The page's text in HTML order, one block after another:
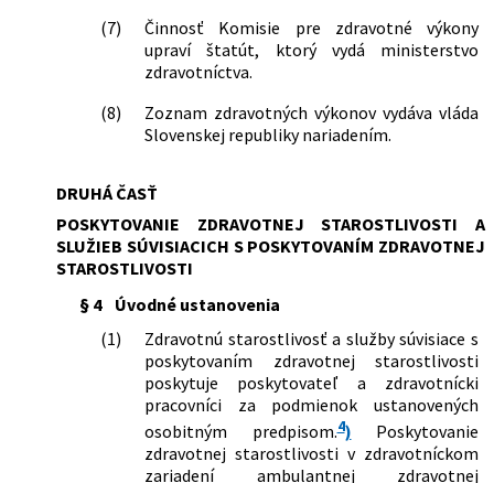
č. 153/2013 Z. z. o národnom
zdravotníckom informačnom systéme
a o zmene a doplnení niektorých
zákonov v znení neskorších predpisov a
ktorým sa menia a dopĺňajú niektoré
zákony
zákonov
44/2026 Z. z.
Zákon, ktorým sa mení a dopĺňa zákon
č. 300/2005 Z. z. Trestný zákon v znení
neskorších predpisov a ktorým sa
69/2026 Z. z.
Zákon o medzinárodnej ochrane a o
zmene a doplnení niektorých zákonov
123/2026 Z. z.
Zákon, ktorým sa mení a dopĺňa zákon
č. 328/2002 Z. z. o sociálnom
zabezpečení policajtov a vojakov a o
zmene a doplnení niektorých zákonov
(7)
Činnosť Komisie pre zdravotné výkony
upraví štatút, ktorý vydá ministerstvo
zdravotníctva.
(8)
Zoznam zdravotných výkonov vydáva vláda
Slovenskej republiky nariadením.
DRUHÁ ČASŤ
POSKYTOVANIE ZDRAVOTNEJ STAROSTLIVOSTI A
SLUŽIEB SÚVISIACICH S POSKYTOVANÍM ZDRAVOTNEJ
STAROSTLIVOSTI
§ 4
Úvodné ustanovenia
(1)
Zdravotnú starostlivosť a služby súvisiace s
poskytovaním zdravotnej starostlivosti
poskytuje poskytovateľ a zdravotnícki
pracovníci za podmienok ustanovených
osobitným predpisom.4) Poskytovanie
zdravotnej starostlivosti v zdravotníckom
zariadení ambulantnej zdravotnej